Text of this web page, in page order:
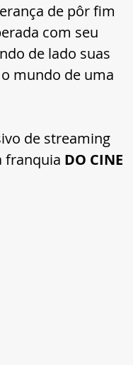
de pôr fim
com seu
de lado suas
mundo de uma
de streaming
franquia DO CINE